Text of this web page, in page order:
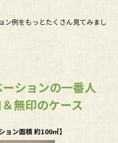
ン例をもっとたくさん見てみまし
ションの一番人
無印のケース
ン面積 約100㎡】